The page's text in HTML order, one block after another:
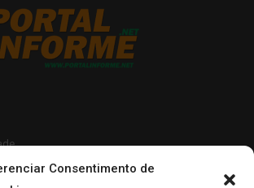
Consentimento de